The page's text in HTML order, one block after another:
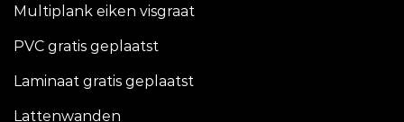
Multiplank eiken visgraat
PVC gratis geplaatst
Laminaat gratis geplaatst
Lattenwanden